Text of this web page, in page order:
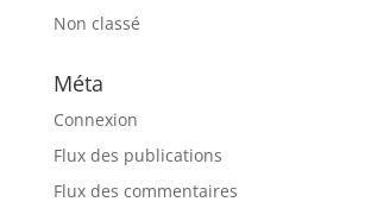
Non classé
Méta
Connexion
Flux des publications
Flux des commentaires